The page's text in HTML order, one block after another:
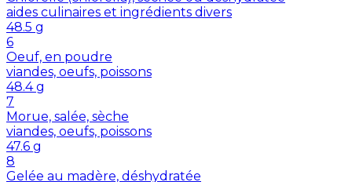
aides culinaires et ingrédients divers
48.5 g
6
Oeuf, en poudre
viandes, oeufs, poissons
48.4 g
7
Morue, salée, sèche
viandes, oeufs, poissons
47.6 g
8
Gelée au madère, déshydratée